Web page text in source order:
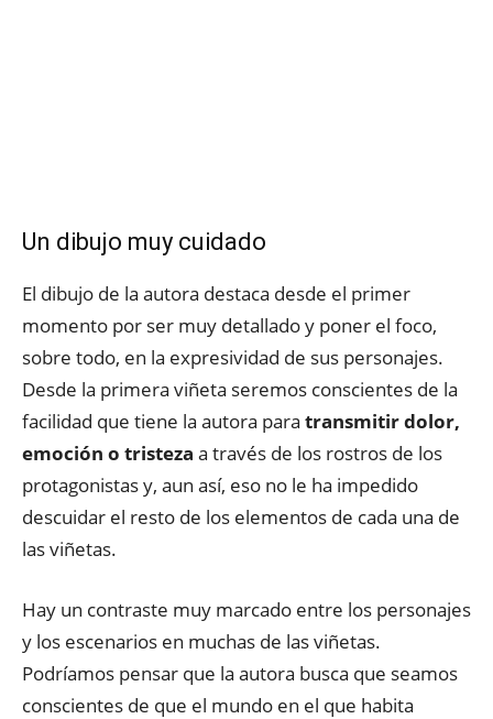
Un dibujo muy cuidado
El dibujo de la autora destaca desde el primer
momento por ser muy detallado y poner el foco,
sobre todo, en la expresividad de sus personajes.
Desde la primera viñeta seremos conscientes de la
facilidad que tiene la autora para transmitir dolor,
emoción o tristeza a través de los rostros de los
protagonistas y, aun así, eso no le ha impedido
descuidar el resto de los elementos de cada una de
las viñetas.
Hay un contraste muy marcado entre los personajes
y los escenarios en muchas de las viñetas.
Podríamos pensar que la autora busca que seamos
conscientes de que el mundo en el que habita